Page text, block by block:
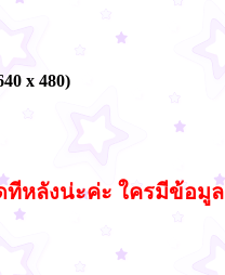
x 480)
ทีหลังน่ะค่ะ ใครมีข้อมูล